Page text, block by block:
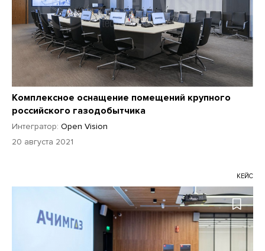
Комплексное оснащение помещений крупного
российского газодобытчика
Интегратор: Open Vision
20 августа 2021
КЕЙС